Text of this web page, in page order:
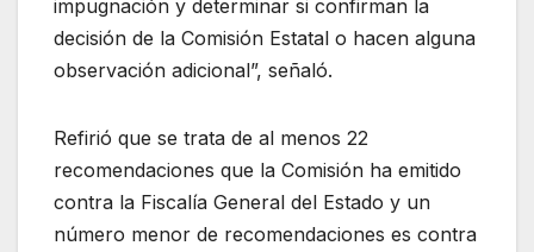
impugnación y determinar si confirman la
decisión de la Comisión Estatal o hacen alguna
observación adicional”, señaló.
Refirió que se trata de al menos 22
recomendaciones que la Comisión ha emitido
contra la Fiscalía General del Estado y un
número menor de recomendaciones es contra